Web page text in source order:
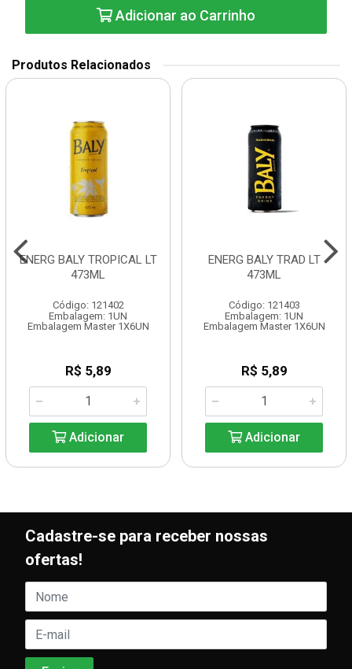
Adicionar ao Carrinho
Produtos Relacionados
ENERG BALY TROPICAL LT
473ML
Código: 121402
Embalagem: 1UN
Embalagem Master 1X6UN
R$ 5,89
Adicionar
ENERG BALY TRAD LT
473ML
Código: 121403
Embalagem: 1UN
Embalagem Master 1X6UN
R$ 5,89
Adicionar
Cadastre-se para receber nossas
ofertas!